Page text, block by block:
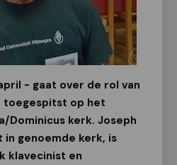
- gaat over de rol van
toegespitst op het
Dominicus kerk. Joseph
genoemde kerk, is
klavecinist en